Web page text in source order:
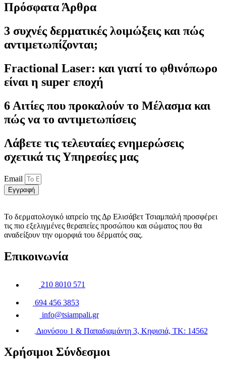
Πρόσφατα Άρθρα
3 συχνές δερματικές λοιμώξεις και πώς
αντιμετωπίζονται;
Fractional Laser: και γιατί το φθινόπωρο
είναι η super εποχή
6 Αιτίες που προκαλούν το Μέλασμα και
πώς να το αντιμετωπίσεις
Λάβετε τις τελευταίες ενημερώσεις
σχετικά τις Υπηρεσίες μας
Email
Εγγραφή
To δερματολογικό ιατρείο της Δρ Ελισάβετ Τσιαμπαλή προσφέρει
τις πιο εξελιγμένες θεραπείες προσώπου και σώματος που θα
αναδείξουν την ομορφιά του δέρματός σας.
Επικοινωνία
210 8010 571
694 456 3853
info@tsiampali.gr
Διονύσου 1 & Παπαδιαμάντη 3, Κηφισιά, TK: 14562
Χρήσιμοι Σύνδεσμοι